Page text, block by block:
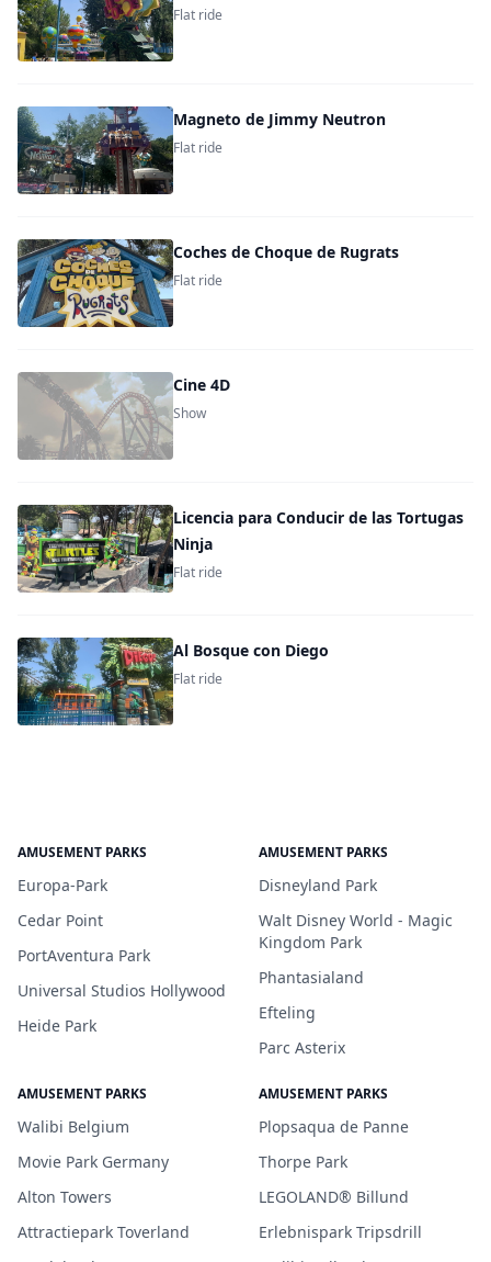
Flat ride
Magneto de Jimmy Neutron
Flat ride
Coches de Choque de Rugrats
Flat ride
Cine 4D
Show
Licencia para Conducir de las Tortugas
Ninja
Flat ride
Al Bosque con Diego
Flat ride
AMUSEMENT PARKS
Europa-Park
Cedar Point
PortAventura Park
Universal Studios Hollywood
Heide Park
AMUSEMENT PARKS
Disneyland Park
Walt Disney World - Magic
Kingdom Park
Phantasialand
Efteling
Parc Asterix
AMUSEMENT PARKS
Walibi Belgium
Movie Park Germany
Alton Towers
Attractiepark Toverland
AMUSEMENT PARKS
Plopsaqua de Panne
Thorpe Park
LEGOLAND® Billund
Erlebnispark Tripsdrill